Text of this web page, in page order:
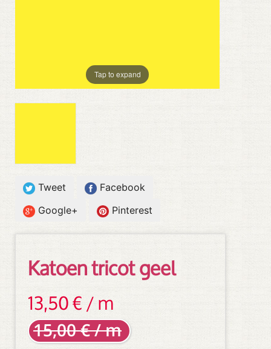
Tap to expand
Tweet
Facebook
Google+
Pinterest
Katoen tricot geel
13,50 € / m
15,00 € / m